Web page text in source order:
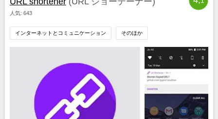
人気: 643
インターネットとコミュニケーション そのほか